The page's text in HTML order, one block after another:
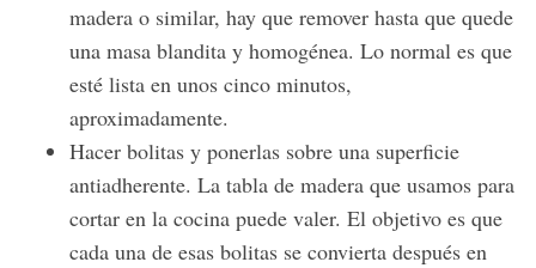
madera o similar, hay que remover hasta que quede
una masa blandita y homogénea. Lo normal es que
esté lista en unos cinco minutos,
aproximadamente.
Hacer bolitas y ponerlas sobre una superficie
antiadherente. La tabla de madera que usamos para
cortar en la cocina puede valer. El objetivo es que
cada una de esas bolitas se convierta después en